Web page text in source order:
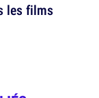
les films